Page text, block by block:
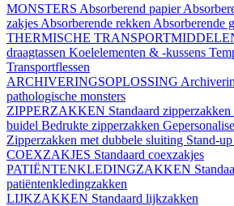
MONSTERS Absorberend papier
zakjes Absorberende rekken Absorberende
THERMISCHE
draagtassen Koelelementen & -kussens
Transportflessen
ARCHIVERINGSOPLOSSING
pathologische monsters
ZIPPERZAKKEN Standaard zipperzakken
buidel Bedrukte zipperzakken
Zipperzakken met dubbele sluiting Stand-
COEXZAKJES Standaard coexzakjes
PATIËNTENKLEDINGZAKKEN
patiëntenkledingzakken
LIJKZAKKEN Standaard lijkzakken